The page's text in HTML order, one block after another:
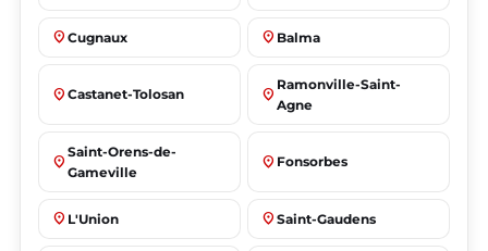
place Cugnaux place Balma
place Castanet-Tolosan place
Ramonville-Saint-
Agne
place
Saint-Orens-de-
Gameville
place Fonsorbes
place L'Union place Saint-Gaudens